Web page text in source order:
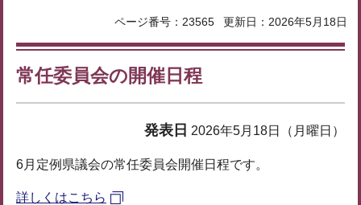
ページ番号：23565 更新日：2026年5月18日
常任委員会の開催日程
発表日 2026年5月18日（月曜日）
6月定例県議会の常任委員会開催日程です。
詳しくはこちら